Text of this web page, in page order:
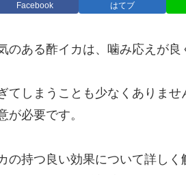
Facebook はてブ
のある酢イカは、噛み応えが良
てしまうことも少なくありま
が必要です。
の持つ良い効果について詳し